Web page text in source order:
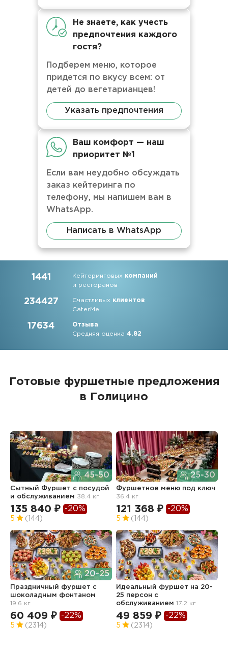
Не знаете, как учесть
предпочтения каждого
гостя?
Подберем меню, которое
придется по вкусу всем: от
детей до вегетарианцев!
Указать предпочтения
Ваш комфорт — наш
приоритет №1
Если вам неудобно обсуждать
заказ кейтеринга по
телефону, мы напишем вам в
WhatsApp.
Написать в WhatsApp
1441 Кейтеринговых компаний
и ресторанов
234427 Счастливых клиентов
CaterMe
17634
Отзыва
Средняя оценка4.82
Готовые фуршетные предложения
в Голицино
45-50
Сытный Фуршет с посудой
и обслуживанием 38.4 кг
135 840 ₽ -20%
5 (144)
25-30
Фуршетное меню под ключ
36.4 кг
121 368 ₽ -20%
5 (144)
20-25
Праздничный фуршет с
шоколадным фонтаном
19.6 кг
60 409 ₽ -22%
5 (2314)
Идеальный фуршет на 20-
25 персон с
обслуживанием17.2 кг
49 859 ₽ -22%
5 (2314)